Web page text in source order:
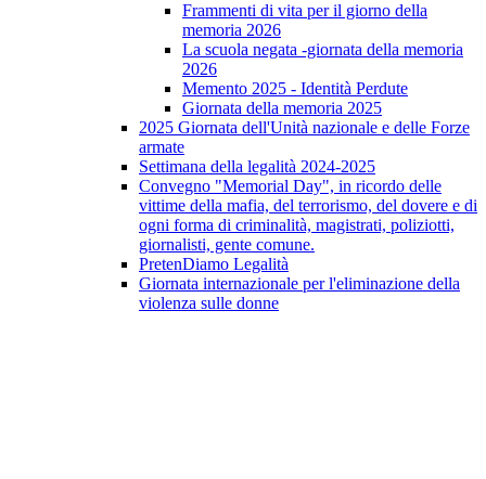
Frammenti di vita per il giorno della
memoria 2026
La scuola negata -giornata della memoria
2026
Memento 2025 - Identità Perdute
Giornata della memoria 2025
2025 Giornata dell'Unità nazionale e delle Forze
armate
Settimana della legalità 2024-2025
Convegno "Memorial Day", in ricordo delle
vittime della mafia, del terrorismo, del dovere e di
ogni forma di criminalità, magistrati, poliziotti,
giornalisti, gente comune.
PretenDiamo Legalità
Giornata internazionale per l'eliminazione della
violenza sulle donne